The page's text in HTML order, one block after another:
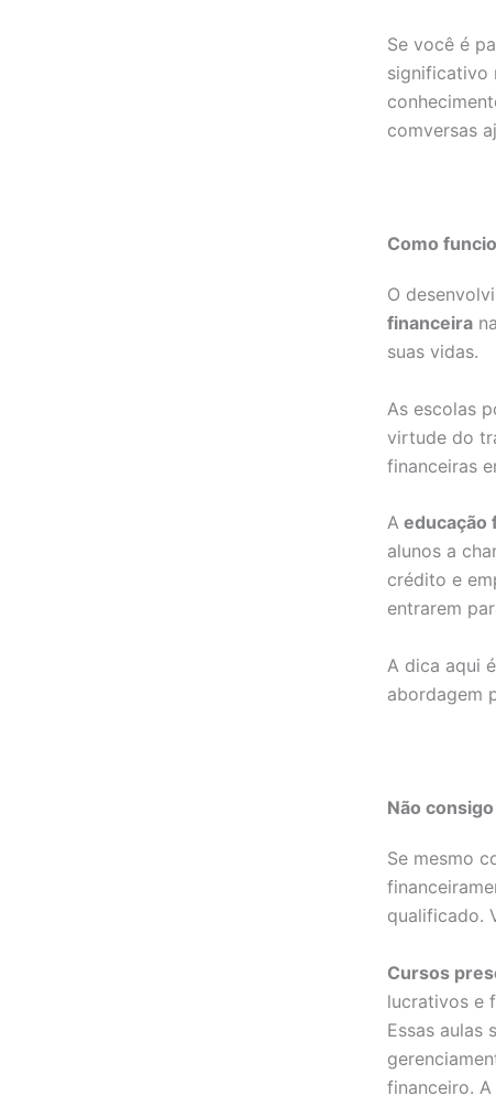
Se você é
significativo
comversas
Como
O
financeira
suas vidas.
As escolas
virtude do
financeiras
A educação
alunos a
crédito e
entrarem
A dica aqui
abordagem
Não
Se mesmo
qualificado.
Cursos
lucrativos e
Essas aulas
financeiro.